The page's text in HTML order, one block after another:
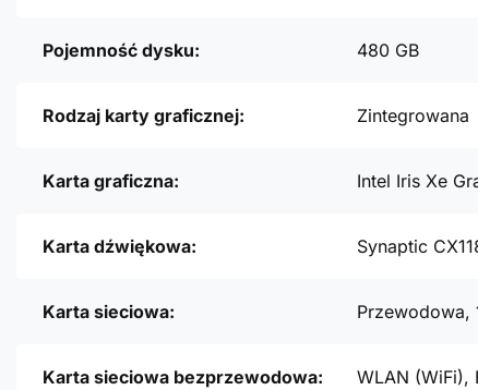
Pojemność dysku: 480 GB
Rodzaj karty graficznej: Zintegrowana
Karta graficzna: Intel Iris Xe
Karta dźwiękowa: Synaptic
Karta sieciowa: Przewodowa,
Karta sieciowa bezprzewodowa: WLAN (WiFi),